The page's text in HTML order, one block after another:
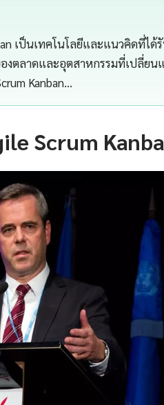
เป็นเทคโนโลยีและแนวคิดที่ไ
งตลาดและอุตสาหกรรมที่เปลี่ยน
Kanban…
Scrum